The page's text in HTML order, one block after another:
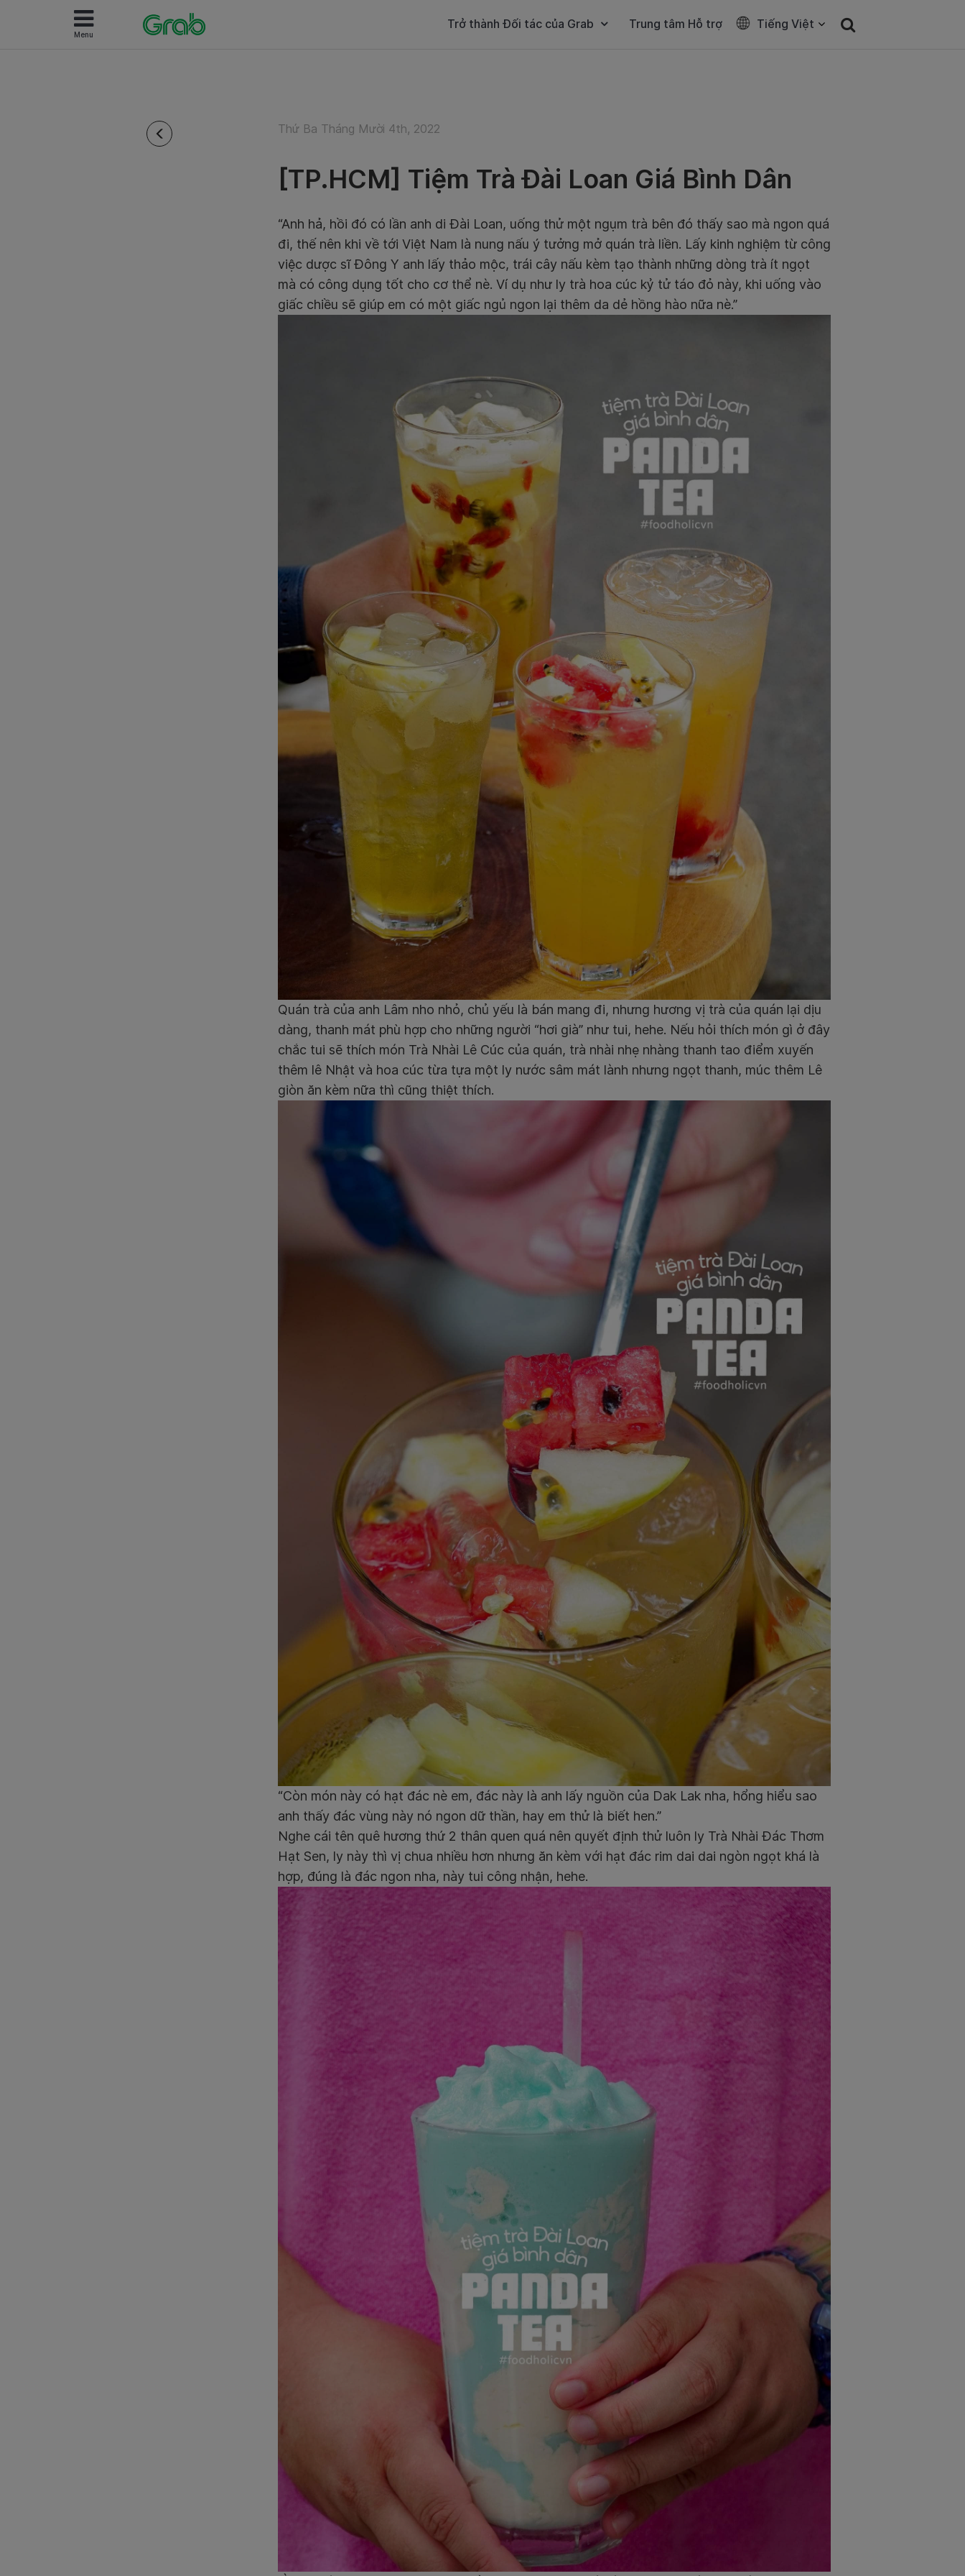
Menu
Trở thành Đối tác của Grab Trung tâm Hỗ trợ Tiếng Việt
Thứ Ba Tháng Mười 4th, 2022
[TP.HCM] Tiệm Trà Đài Loan Giá Bình Dân
“Anh hả, hồi đó có lần anh di Đài Loan, uống thử một ngụm trà bên đó thấy sao mà ngon quá
đi, thế nên khi về tới Việt Nam là nung nấu ý tưởng mở quán trà liền. Lấy kinh nghiệm từ công
việc dược sĩ Đông Y anh lấy thảo mộc, trái cây nấu kèm tạo thành những dòng trà ít ngọt
mà có công dụng tốt cho cơ thể nè. Ví dụ như ly trà hoa cúc kỷ tử táo đỏ này, khi uống vào
giấc chiều sẽ giúp em có một giấc ngủ ngon lại thêm da dẻ hồng hào nữa nè.”
Quán trà của anh Lâm nho nhỏ, chủ yếu là bán mang đi, nhưng hương vị trà của quán lại dịu
dàng, thanh mát phù hợp cho những người “hơi già” như tui, hehe. Nếu hỏi thích món gì ở đây
chắc tui sẽ thích món Trà Nhài Lê Cúc của quán, trà nhài nhẹ nhàng thanh tao điểm xuyến
thêm lê Nhật và hoa cúc từa tựa một ly nước sâm mát lành nhưng ngọt thanh, múc thêm Lê
giòn ăn kèm nữa thì cũng thiệt thích.
“Còn món này có hạt đác nè em, đác này là anh lấy nguồn của Dak Lak nha, hổng hiểu sao
anh thấy đác vùng này nó ngon dữ thần, hay em thử là biết hen.”
Nghe cái tên quê hương thứ 2 thân quen quá nên quyết định thử luôn ly Trà Nhài Đác Thơm
Hạt Sen, ly này thì vị chua nhiều hơn nhưng ăn kèm với hạt đác rim dai dai ngòn ngọt khá là
hợp, đúng là đác ngon nha, này tui công nhận, hehe.